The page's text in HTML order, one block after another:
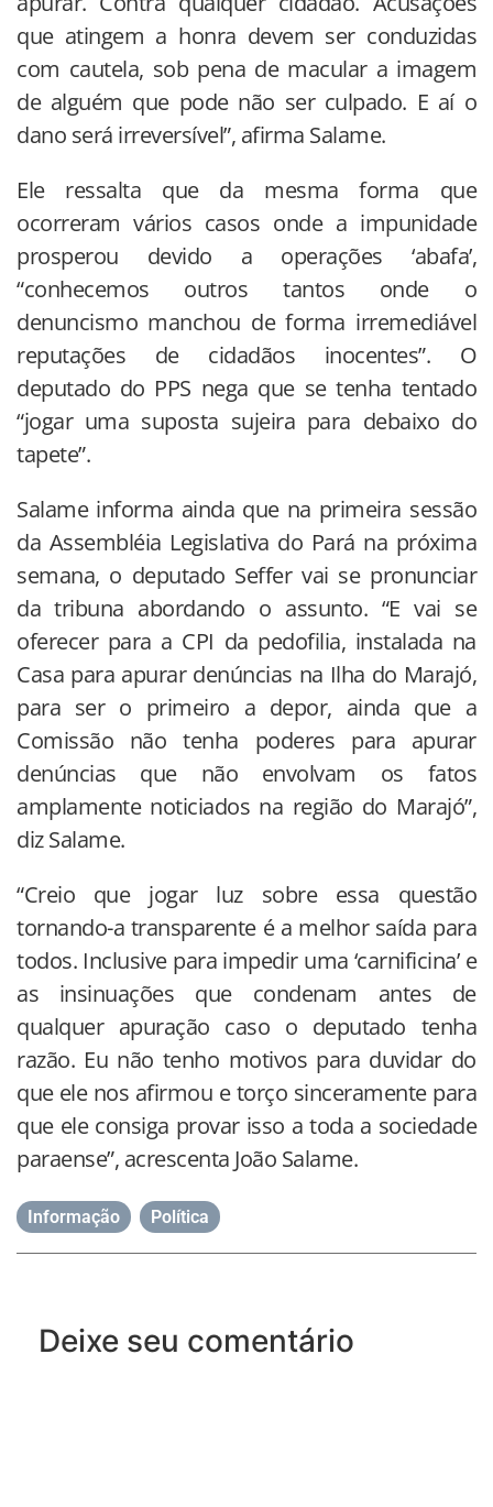
que atingem a honra devem ser conduzidas
com cautela, sob pena de macular a imagem
de alguém que pode não ser culpado. E aí o
dano será irreversível”, afirma Salame.
Ele ressalta que da mesma forma que
ocorreram vários casos onde a impunidade
prosperou devido a operações ‘abafa’,
“conhecemos outros tantos onde o
denuncismo manchou de forma irremediável
reputações de cidadãos inocentes”. O
deputado do PPS nega que se tenha tentado
“jogar uma suposta sujeira para debaixo do
tapete”.
Salame informa ainda que na primeira sessão
da Assembléia Legislativa do Pará na próxima
semana, o deputado Seffer vai se pronunciar
da tribuna abordando o assunto. “E vai se
oferecer para a CPI da pedofilia, instalada na
Casa para apurar denúncias na Ilha do Marajó,
para ser o primeiro a depor, ainda que a
Comissão não tenha poderes para apurar
denúncias que não envolvam os fatos
amplamente noticiados na região do Marajó”,
diz Salame.
“Creio que jogar luz sobre essa questão
tornando-a transparente é a melhor saída para
todos. Inclusive para impedir uma ‘carnificina’ e
as insinuações que condenam antes de
qualquer apuração caso o deputado tenha
razão. Eu não tenho motivos para duvidar do
que ele nos afirmou e torço sinceramente para
que ele consiga provar isso a toda a sociedade
paraense”, acrescenta João Salame.
Informação Política
Deixe seu comentário